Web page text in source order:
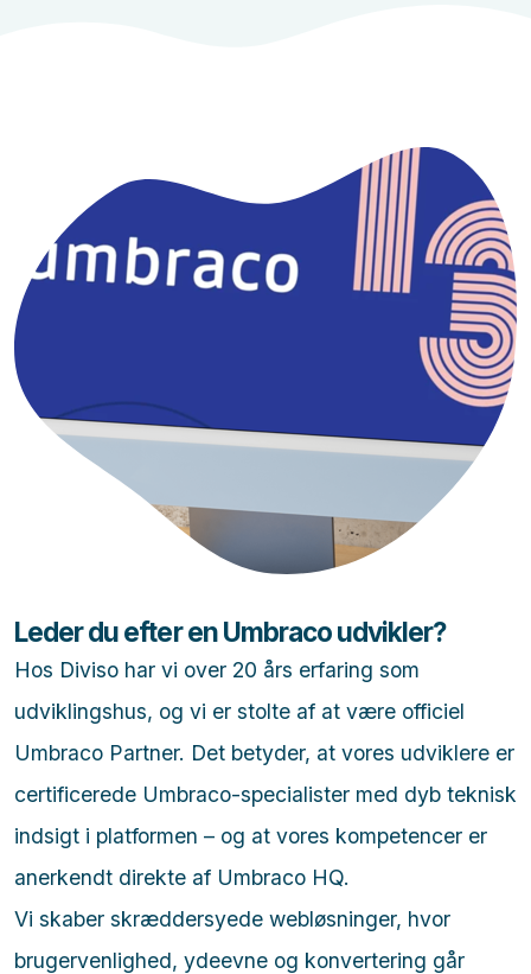
Leder du efter en Umbraco udvikler?
Hos Diviso har vi over 20 års erfaring som
udviklingshus, og vi er stolte af at være officiel
Umbraco Partner. Det betyder, at vores udviklere er
certificerede Umbraco-specialister med dyb teknisk
indsigt i platformen – og at vores kompetencer er
anerkendt direkte af Umbraco HQ.
Vi skaber skræddersyede webløsninger, hvor
brugervenlighed, ydeevne og konvertering går